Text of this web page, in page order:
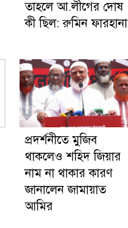
তাহলে আ.লীগের দোষ
কী ছিল: রুমিন ফারহানা
প্রদর্শনীতে মুজিব
থাকলেও শহিদ জিয়ার
নাম না থাকার কারণ
জানালেন জামায়াত
আমির